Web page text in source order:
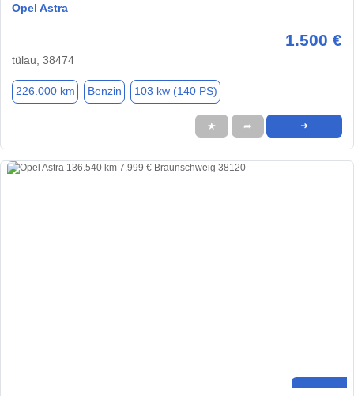
Opel Astra
1.500 €
tülau, 38474
226.000 km Benzin 103 kw (140 PS)
★ ➦ ➜